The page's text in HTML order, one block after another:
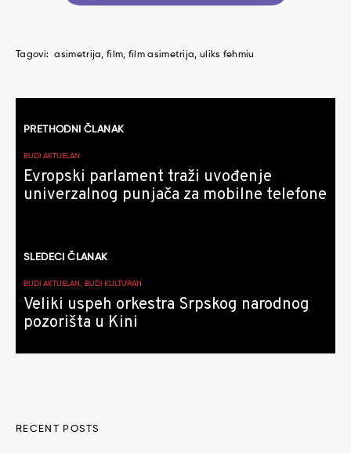
Tagovi: asimetrija film film asimetrija uliks fehmiu
članaka
PRETHODNI ČLANAK
BUDI AKTUELAN
Evropski parlament traži uvođenje
univerzalnog punjača za mobilne telefone
SLEDEĆI ČLANAK
BUDI AKTUELAN, BUDI KULTURAN
Veliki uspeh orkestra Srpskog narodnog
pozorišta u Kini
RECENT POSTS